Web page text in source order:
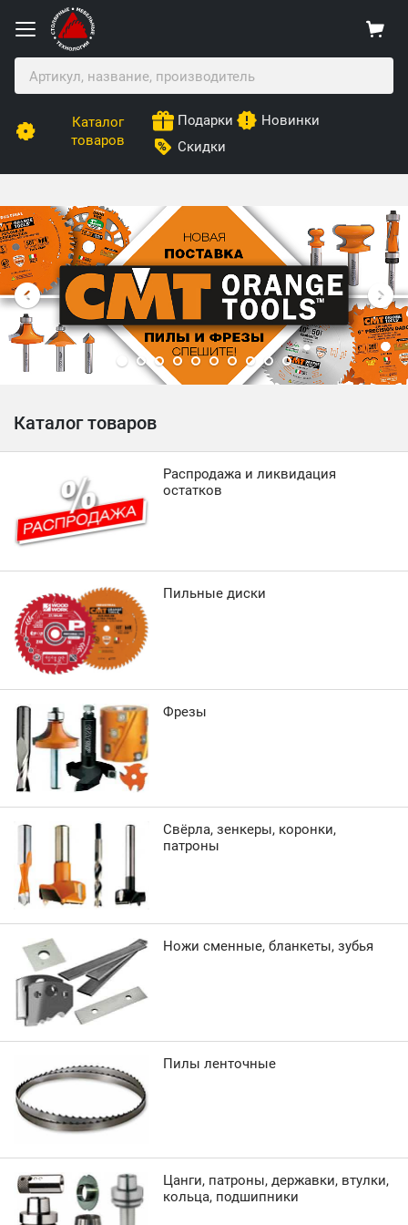
Каталог
товаров
Подарки
Новинки
Скидки
Столярные Мебельные Технологии
Каталог товаров
Распродажа и ликвидация
остатков
Пильные диски
Фрезы
Свёрла, зенкеры, коронки,
патроны
Ножи сменные, бланкеты, зубья
Пилы ленточные
Цанги, патроны, державки, втулки,
кольца, подшипники